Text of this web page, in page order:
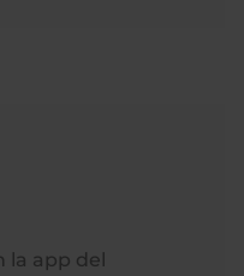
la app del